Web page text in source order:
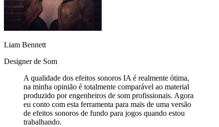
Liam Bennett
Designer de Som
A qualidade dos efeitos sonoros IA é realmente ótima,
na minha opinião é totalmente comparável ao material
produzido por engenheiros de som profissionais. Agora
eu conto com esta ferramenta para mais de uma versão
de efeitos sonoros de fundo para jogos quando estou
trabalhando.